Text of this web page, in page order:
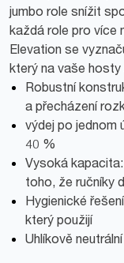
jumbo role snížit
každá role pro více
Elevation se
který na vaše
Robustní
a přecházení
výdej po jednom
40 %
Vysoká
toho, že ručníky
Hygienické
který použijí
Uhlíkově